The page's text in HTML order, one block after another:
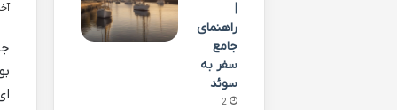
|
راهنمای
جامع
سفر به
سوئد
2